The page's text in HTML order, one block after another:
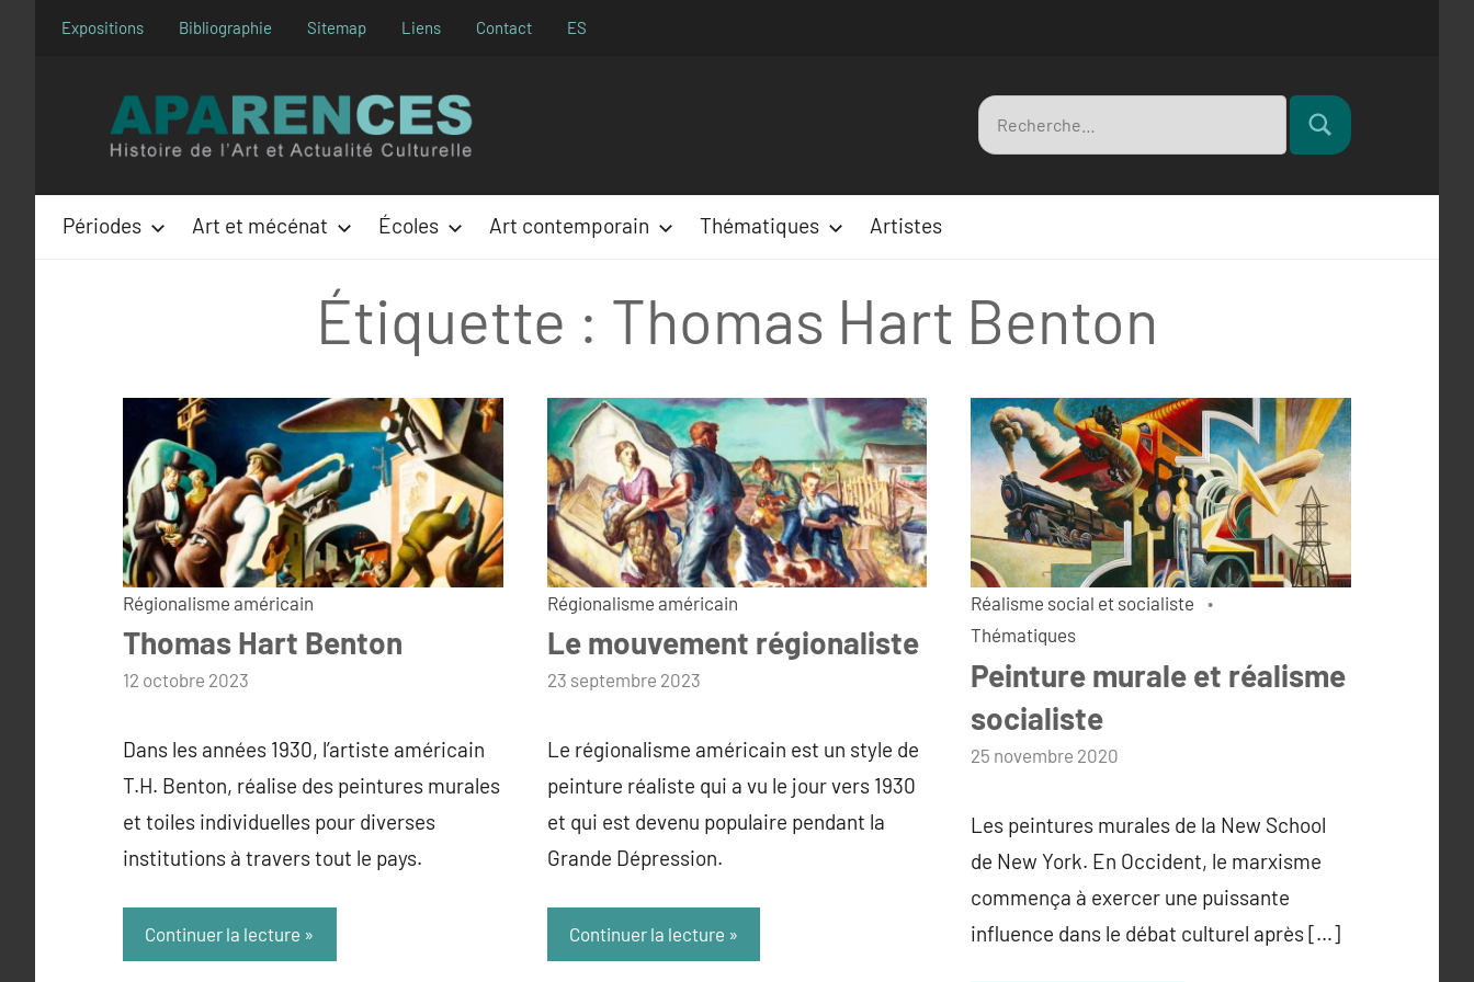
Expositions Bibliographie Sitemap Liens Contact ES
Recherche
pour
Rechercher
Périodes Art et mécénat Écoles Art contemporain Thématiques Artistes
Étiquette : Thomas Hart Benton
Régionalisme américain
Thomas Hart Benton
par
12 octobre 2023
Dans les années 1930, l’artiste américain
T.H. Benton, réalise des peintures murales
et toiles individuelles pour diverses
institutions à travers tout le pays.
Continuer la lecture
Régionalisme américain
Le mouvement régionaliste
par
23 septembre 2023
Le régionalisme américain est un style de
peinture réaliste qui a vu le jour vers 1930
et qui est devenu populaire pendant la
Grande Dépression.
Continuer la lecture
Réalisme social et socialiste
Thématiques
Peinture murale et réalisme
socialiste
par
25 novembre 2020
Les peintures murales de la New School
de New York. En Occident, le marxisme
commença à exercer une puissante
influence dans le débat culturel après […]